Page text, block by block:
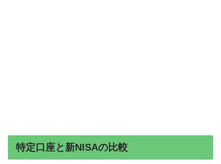
特定口座と新NISAの比較